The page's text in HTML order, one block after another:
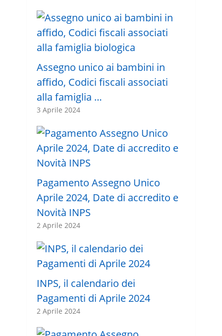
Assegno unico ai bambini in
affido, Codici fiscali associati
alla famiglia …
3 Aprile 2024
Pagamento Assegno Unico
Aprile 2024, Date di accredito e
Novità INPS
2 Aprile 2024
INPS, il calendario dei
Pagamenti di Aprile 2024
2 Aprile 2024